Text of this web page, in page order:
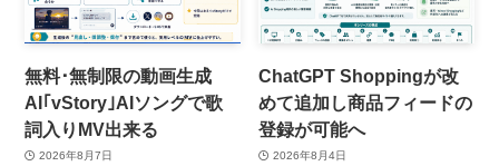
無料･無制限の動画生成
AI｢vStory｣AIソングで歌
詞入りMV出来る
2026年8月7日
ChatGPT Shoppingが改
めて追加し商品フィードの
登録が可能へ
2026年8月4日